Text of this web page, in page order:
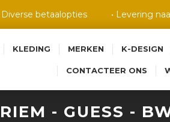
Diverse betaalopties • Levering
KLEDING MERKEN K-DESIGN
CONTACTEER ONS
RIEM - GUESS -